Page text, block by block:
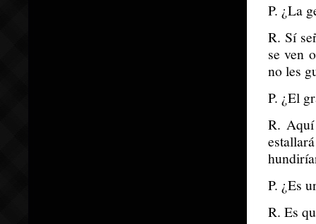
P. ¿La
R. Sí
se ven
no les
P. ¿El
R.
P. ¿Es
R. Es